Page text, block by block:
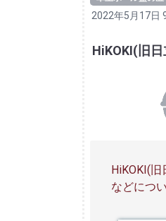
2022年5月17日
HiKOKI(旧
HiKOKI(
などにつ